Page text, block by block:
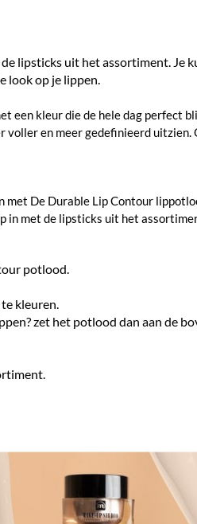
lipsticks uit het assortiment. Je
look op je lippen.
een kleur die de hele dag perfect
voller en meer gedefinieerd
De Durable Lip Contour
in met de lipsticks uit het
potlood.
kleuren.
zet het potlood dan aan de